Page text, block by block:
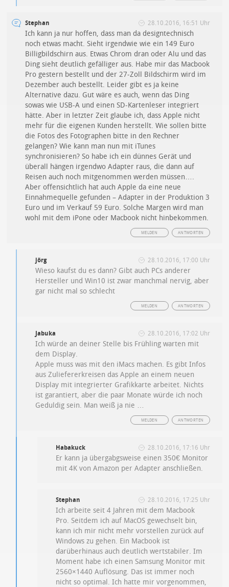
Stephan 28.10.2016, 16:51 Uhr
Ich kann ja nur hoffen, dass man da designtechnisch
noch etwas macht. Sieht irgendwie wie ein 149 Euro
Billigbildschirn aus. Etwas Chrom dran oder Alu und das
Ding sieht deutlich gefälliger aus. Habe mir das Macbook
Pro gestern bestellt und der 27-Zoll Bildschirm wird im
Dezember auch bestellt. Leider gibt es ja keine
Alternative dazu. Gut wäre es auch, wenn das Ding
sowas wie USB-A und einen SD-Kartenleser integriert
hätte. Aber in letzter Zeit glaube ich, dass Apple nicht
mehr für die eigenen Kunden herstellt. Wie sollen bitte
die Fotos des Fotographen bitte in den Rechner
gelangen? Wie kann man nun mit iTunes
synchronisieren? So habe ich ein dünnes Gerät und
überall hängen irgendwo Adapter raus, die dann auf
Reisen auch noch mitgenommen werden müssen….
Aber offensichtlich hat auch Apple da eine neue
Einnahmequelle gefunden – Adapter in der Produktion 3
Euro und im Verkauf 59 Euro. Solche Margen wird man
wohl mit dem iPone oder Macbook nicht hinbekommen.
ANTWORTEN
MELDEN
jörg 28.10.2016, 17:00 Uhr
Wieso kaufst du es dann? Gibt auch PCs anderer
Hersteller und Win10 ist zwar manchmal nervig, aber
gar nicht mal so schlecht
ANTWORTEN
MELDEN
Jabuka 28.10.2016, 17:02 Uhr
Ich würde an deiner Stelle bis Frühling warten mit
dem Display.
Apple muss was mit den iMacs machen. Es gibt Infos
aus Zuliefererkreisen das Apple an einem neuen
Display mit integrierter Grafikkarte arbeitet. Nichts
ist garantiert, aber die paar Monate würde ich noch
Geduldig sein. Man weiß ja nie …
ANTWORTEN
MELDEN
Habakuck 28.10.2016, 17:16 Uhr
Er kann ja übergabgsweise einen 350€ Monitor
mit 4K von Amazon per Adapter anschließen.
Stephan 28.10.2016, 17:25 Uhr
Ich arbeite seit 4 Jahren mit dem Macbook
Pro. Seitdem ich auf MacOS gewechselt bin,
kann ich mir nicht mehr vorstellen zurück auf
Windows zu gehen. Ein Macbook ist
darüberhinaus auch deutlich wertstabiler. Im
Moment habe ich einen Samsung Monitor mit
2560×1440 Auflösung. Das ist immer noch
nicht so optimal. Ich hatte mir vorgenommen,